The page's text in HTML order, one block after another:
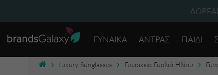
ΓΥΝΑΙΚΑ ΑΝΤΡΑΣ ΠΑΙΔΙ
Luxury Sunglasses Γυναικεία Γυαλιά Ηλίου